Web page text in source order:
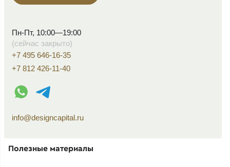
Пн-Пт, 10:00—19:00
(сейчас закрыто)
+7 495 646-16-35
+7 812 426-11-40
WhatsApp контакт
Telegram контакт
info@designcapital.ru
Полезные материалы